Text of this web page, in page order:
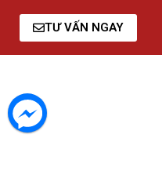
TƯ VẤN NGAY